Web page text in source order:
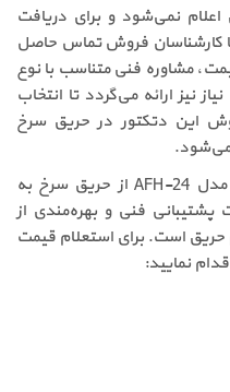
اعلام نمی‌شود و برای دریافت
کارشناسان فروش تماس حاصل
مشاوره فنی متناسب با نوع
نیز ارائه می‌گردد تا انتخاب
این دتکتور در حریق سرخ
می‌شود.
خرید دتکتور حرارتی آریاک 24 ولت مدل AFH-24 از حریق سرخ به
پشتیبانی فنی و بهره‌مندی از
حریق است. برای استعلام قیمت
نمایید: